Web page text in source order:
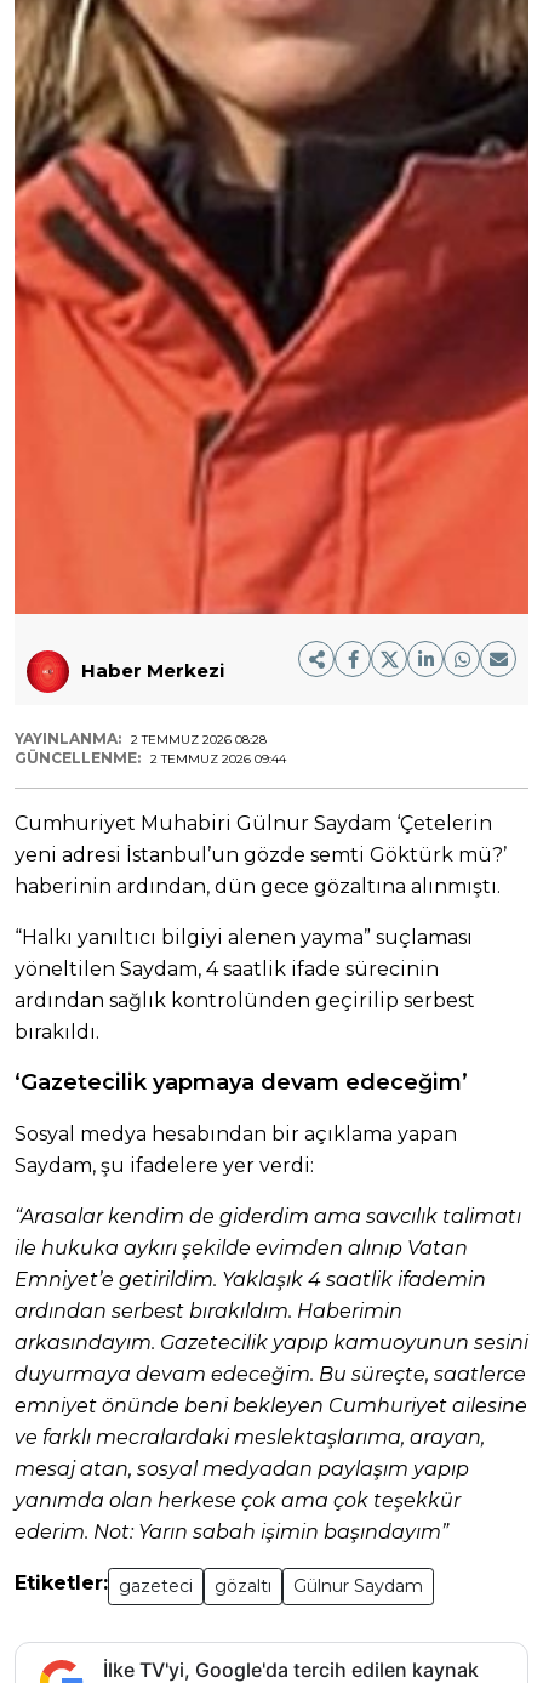
Haber Merkezi
YAYINLANMA: 2 TEMMUZ 2026 08:28
GÜNCELLENME: 2 TEMMUZ 2026 09:44
Cumhuriyet Muhabiri Gülnur Saydam ‘Çetelerin
yeni adresi İstanbul’un gözde semti Göktürk mü?’
haberinin ardından, dün gece gözaltına alınmıştı.
“Halkı yanıltıcı bilgiyi alenen yayma” suçlaması
yöneltilen Saydam, 4 saatlik ifade sürecinin
ardından sağlık kontrolünden geçirilip serbest
bırakıldı.
‘Gazetecilik yapmaya devam edeceğim’
Sosyal medya hesabından bir açıklama yapan
Saydam, şu ifadelere yer verdi:
“Arasalar kendim de giderdim ama savcılık talimatı
ile hukuka aykırı şekilde evimden alınıp Vatan
Emniyet’e getirildim. Yaklaşık 4 saatlik ifademin
ardından serbest bırakıldım. Haberimin
arkasındayım. Gazetecilik yapıp kamuoyunun sesini
duyurmaya devam edeceğim. Bu süreçte, saatlerce
emniyet önünde beni bekleyen Cumhuriyet ailesine
ve farklı mecralardaki meslektaşlarıma, arayan,
mesaj atan, sosyal medyadan paylaşım yapıp
yanımda olan herkese çok ama çok teşekkür
ederim. Not: Yarın sabah işimin başındayım”
Etiketler: gazeteci gözaltı Gülnur Saydam
İlke TV'yi, Google'da tercih edilen kaynak